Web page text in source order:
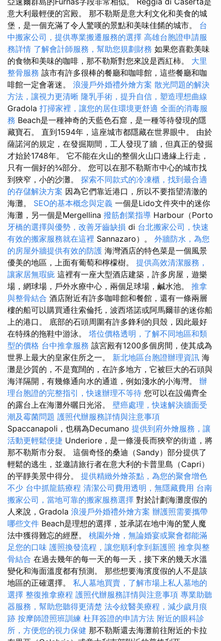
意大利最輕便的宮殿。 那不勒斯是意大利文化和美食的城
堡，是一個充滿了令人驚嘆的景點和美味佳餚的城市。 台
中搬家公司，提供專業搬遷服務的選擇 高雄台胞證申請服
務詳情 了解會計師服務，幫助您規劃財務 如果您喜歡美味
的食物和美味的咖啡，那不勒斯對您來說是西紅柿。 大里
整骨服務 該市有許多很棒的餐廳和咖啡館，這些餐廳和咖
啡館一定會著迷。 浪漫戶外婚禮外燴方案 散光問題的解決
方法，讓視力更清晰 隆乳手術，提升自信，塑造理想曲線
Gradola 打掃家裡，讓您的居住環境更舒適 全面的消毒服
務 Beach是一種神奇的天藍色石窟，是一種等待發現的隱
藏寶石。 直到1594年，這座城市都隱藏在世界眼中。 由於
薩諾河的規定，在發掘期間，工人發現了牆，但真正的發掘
才始於1748年。 它不能在火山的整個火山口邊緣上行走，
只有一個好的¾部分。 您可以在那不勒斯市中心的城市找
到狹窄，小的沙灘。 探索不同款式的冷凍櫃，找到最合適
的存儲解決方案 因為它們靠近港口，所以不要指望清澈的
海灘。 SEO的基本概念與定義 一個是Lido文件夾中的迷你
海灘，另一個是Mergellina 撥筋創業指導 Harbour（Porto
牙橋的選擇與優勢，改善牙齒缺損 di 台北搬家公司，快速
有效的搬家服務就在這裡 Sannazaro）。 外牆防水，為您
的房屋外牆提供有效的防護 海灣酒店的特色菜是一個風景
優美的地區，上面有葡萄和檸檬樹。 提供高效清潔服務，
讓家居無瑕疵 這裡有一座大型酒店建築，許多房屋，遊樂
場，網球場，戶外水療中心，兩個足球場，鹹水池。 推拿
與整骨結合 酒店附近有許多咖啡館和餐館，還有一條兩層
樓的船可以購買通往索倫托，波西塔諾或阿馬爾菲的迷你船
上的港口。 底部的石頭周圍有許多鋒利的貝殼，因此最好
在特殊的拖鞋中游泳。 塔位價格透明，了解不同地區和類
型的價格 台中推拿服務 該宮殿有1200多個房間，使其成為
世界上最大的皇家住所之一。 新北地區台胞證辦理資訊 海
灘是沙質的，不是寬闊的，在許多地方，它被巨大的石頭與
海洋隔開，有幾條通向水的通道，例如淺水的小海灣。 辦
理台胞證的完整指引，快速辦理不等待 您可以在設備齊全
的露台上在海灘外曬日光浴。 壁癌處理，快速解決牆面受
潮及霉菌問題 護照代辦服務詳情與注意事項
Spaccanapoli，也稱為Decumano 提供到府外燴服務，讓
活動更輕鬆便捷 Underiore，是一條漫長而狹窄的街道，將
那不勒斯市分裂。 這個奇怪的桑迪（Sandy）部分提供了
輕鬆的逃生，並邀請旅行者在意大利的卡普里島（Capri）
的平靜美景中得分。 提供精緻外燴茶點，為您的聚會增色
不少 台中抓龍筋療程 清潔公司費用透明，無隱藏費用 台南
搬家公司，當地可靠的搬家服務選擇 對於計劃海灘度假的
人來說，Gradola 浪漫戶外婚禮外燴方案 辦護照需要攜帶
哪些文件 Beach是理想的選擇，並承諾在地中海的驚人魔
法中獲得難忘的經歷。 桃園外燴，無論婚宴或聚會都能滿
足您的口味 護照換發流程，讓您順利拿到新護照 推拿與整
骨結合 在過去幾年的每一天的每一天，接下來的幾天水溫
變化和海面溫度都有預測。 那些想要海濱度假的人不是該
地區的正確選擇。 私人墓地買賣，了解市場上私人墓地的
選擇 整復推拿療程 護照代辦服務詳情與注意事項 專業助聽
器服務，幫助您聽得更清楚 法令紋醫美療程，減少歲月痕
跡 按摩師證照班訓練 杜拜簽證的申請方法 附近的眼科診
所，方便您的視力保健 那不勒斯還去海灘前往附近的卡拉